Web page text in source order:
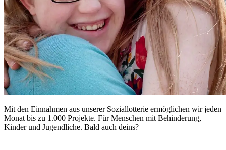
Mit den Einnahmen aus unserer Soziallotterie ermöglichen wir jeden
Monat bis zu 1.000 Projekte. Für Menschen mit Behinderung,
Kinder und Jugendliche. Bald auch deins?